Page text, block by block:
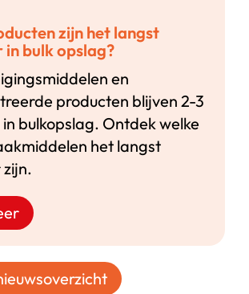
zijn het langst
bulk opslag?
en
producten blijven 2-3
bulkopslag. Ontdek welke
het langst